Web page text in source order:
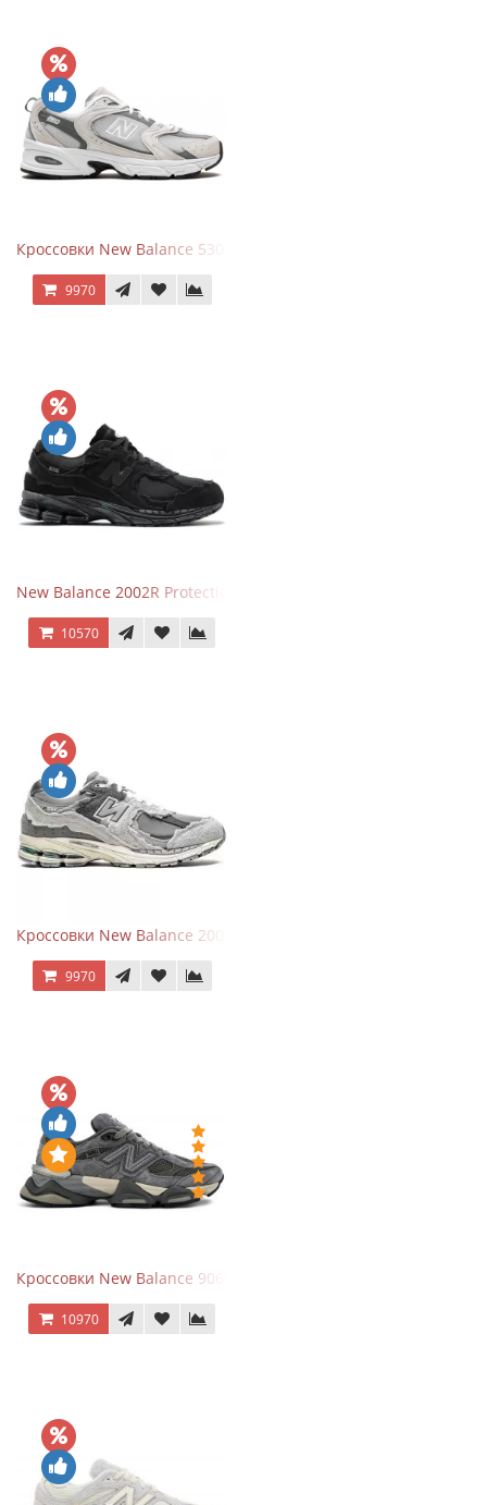
Кроссовки New Balance 530 Grey Matter Harbor Grey
9970
New Balance 2002R Protection Phantom Black
10570
Кроссовки New Balance 2002R Protection Pack Grey
9970
Кроссовки New Balance 9060 x Joe Freshgoods Dark Grey
10970